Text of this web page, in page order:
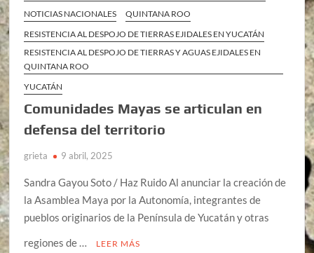
NOTICIAS NACIONALES
QUINTANA ROO
RESISTENCIA AL DESPOJO DE TIERRAS EJIDALES EN YUCATÁN
RESISTENCIA AL DESPOJO DE TIERRAS Y AGUAS EJIDALES EN
QUINTANA ROO
YUCATÁN
Comunidades Mayas se articulan en
defensa del territorio
grieta 9 abril, 2025
Sandra Gayou Soto / Haz Ruido Al anunciar la creación de
la Asamblea Maya por la Autonomía, integrantes de
pueblos originarios de la Península de Yucatán y otras
regiones de …
LEER MÁS